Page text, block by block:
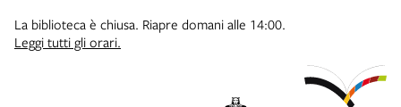
La biblioteca è chiusa. Riapre domani alle 14:00.
Leggi tutti gli orari.